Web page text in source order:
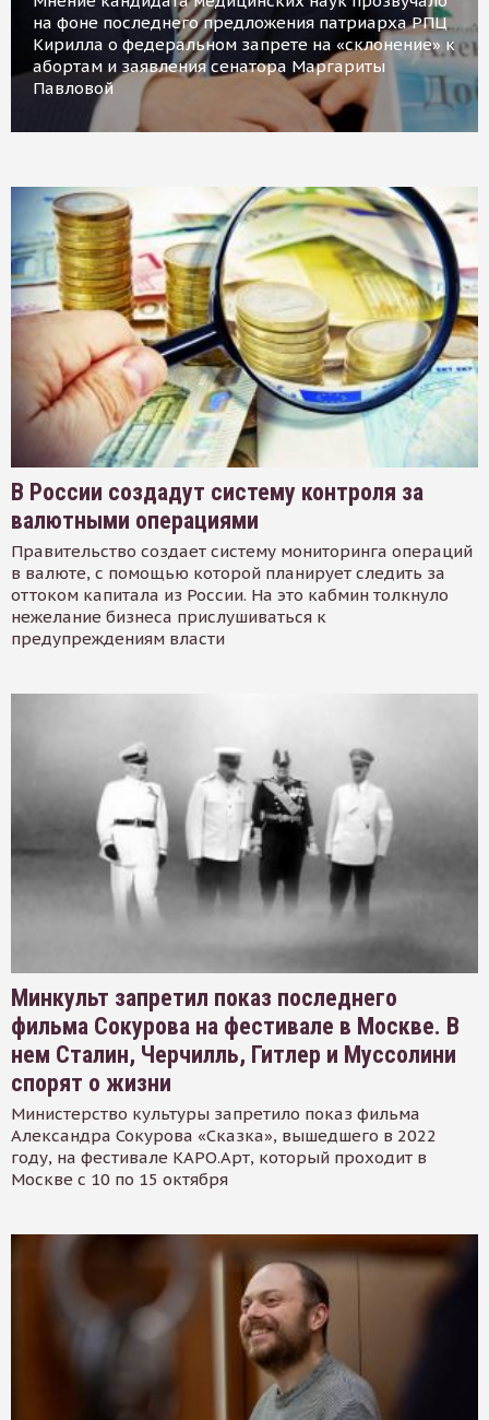
на фоне последнего предложения патриарха РПЦ
Кирилла о федеральном запрете на «склонение» к
абортам и заявления сенатора Маргариты
Павловой
В России создадут систему контроля за
валютными операциями
Правительство создает систему мониторинга операций
в валюте, с помощью которой планирует следить за
оттоком капитала из России. На это кабмин толкнуло
нежелание бизнеса прислушиваться к
предупреждениям власти
Минкульт запретил показ последнего
фильма Сокурова на фестивале в Москве. В
нем Сталин, Черчилль, Гитлер и Муссолини
спорят о жизни
Министерство культуры запретило показ фильма
Александра Сокурова «Сказка», вышедшего в 2022
году, на фестивале КАРО.Арт, который проходит в
Москве с 10 по 15 октября